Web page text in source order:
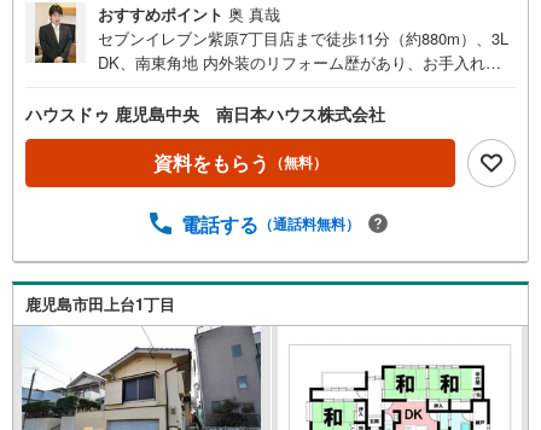
おすすめポイント 奥 真哉
セブンイレブン紫原7丁目店まで徒歩11分（約880m）、3L
DK、南東角地 内外装のリフォーム歴があり、お手入れさ
平成29年3月キッチン新調■令和4年10月浴室新調即日室内
のご内覧が可能です！お気軽にお問合わせください ＝リフ
ォーム＝リフォームのお見積り無料で致します 南日本ハウ
スなら物件購入からリフォーム工事まで一括で出来るので
は物件のご見学からお気軽にお問い合わせください ■周辺
ン紫原7丁目店まで徒歩11分（約880m）・コープかごしま
田上店まで徒歩12分（約910m）・田上自動車学校まで徒歩
12分（約930m）・紫原中学校まで徒歩14分（約1070m）・
広木小学校まで徒歩14分（約1100m）・ドラッグイレブン
田上店まで徒歩15分（約1140m）
ハウスドゥ 鹿児島中央 南日本ハウス株式会社
資料をもらう （無料）
電話する （通話料無料）
鹿児島市田上台1丁目